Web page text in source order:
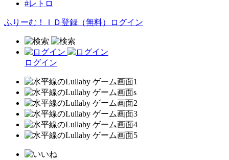
#レトロ
ふりーむ！ＩＤ登録（無料） ログイン
ログイン